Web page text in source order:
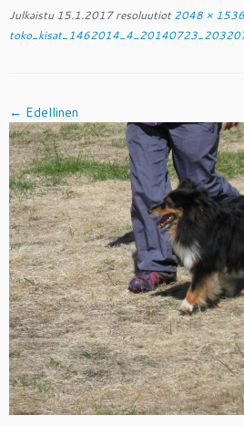
Julkaistu 15.1.2017resoluutiot2048 × 1536
← Edellinen